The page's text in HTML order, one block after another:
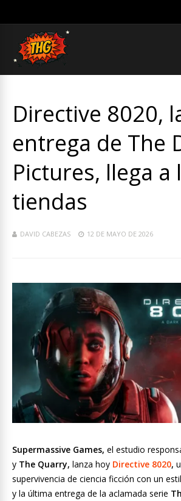
Directive 8020,
entrega de The
Pictures, llega a
tiendas
DAVID CABEZAS 12 DE MAYO DE 2026
Supermassive Games, el estudio
y The Quarry, lanza hoy Directive 8020,
supervivencia de ciencia ficción con un
y la última entrega de la aclamada serie